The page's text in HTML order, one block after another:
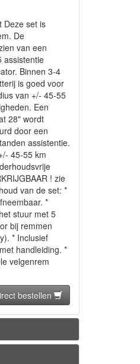
Deze set is
De
van een
assistentie
Binnen 3-4
is goed voor
van +/- 45-55
Een
28" wordt
door een
assistentie.
45-55 km
! zie
van de set: *
*
stuur met 5
bij remmen
* Inclusief
handleiding. *
velgenrem
bestellen